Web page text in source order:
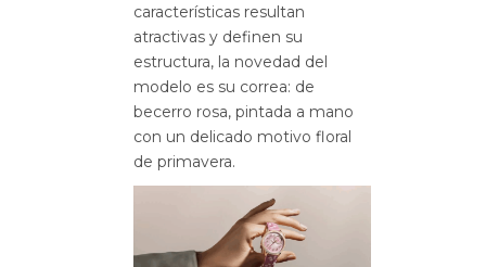
características resultan
atractivas y definen su
estructura, la novedad del
modelo es su correa: de
becerro rosa, pintada a mano
con un delicado motivo floral
de primavera.